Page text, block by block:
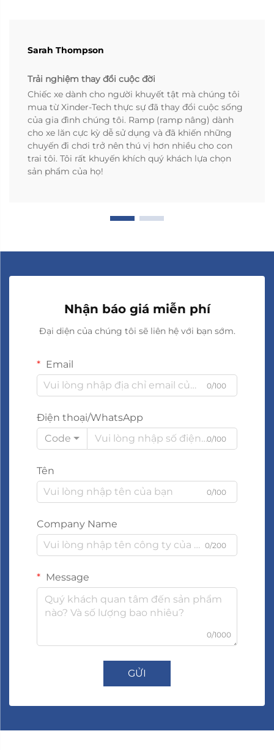
Sarah Thompson
Trải nghiệm thay đổi cuộc đời
Chiếc xe dành cho người khuyết tật mà chúng tôi
mua từ Xinder-Tech thực sự đã thay đổi cuộc sống
của gia đình chúng tôi. Ramp (ramp nâng) dành
cho xe lăn cực kỳ dễ sử dụng và đã khiến những
chuyến đi chơi trở nên thú vị hơn nhiều cho con
trai tôi. Tôi rất khuyến khích quý khách lựa chọn
sản phẩm của họ!
Nhận báo giá miễn phí
Đại diện của chúng tôi sẽ liên hệ với bạn sớm.
Email
0/100
Điện thoại/WhatsApp
Code
0/100
Tên
0/100
Company Name
0/200
Message
0/1000
GỬI